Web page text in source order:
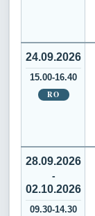
24.09.2026
15.00-16.40
RO
28.09.2026
-
02.10.2026
09.30-14.30